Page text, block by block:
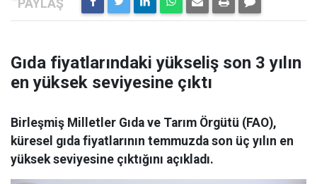
Gıda fiyatlarındaki yükseliş son 3 yılın
en yüksek seviyesine çıktı
Birleşmiş Milletler Gıda ve Tarım Örgütü (FAO),
küresel gıda fiyatlarının temmuzda son üç yılın en
yüksek seviyesine çıktığını açıkladı.